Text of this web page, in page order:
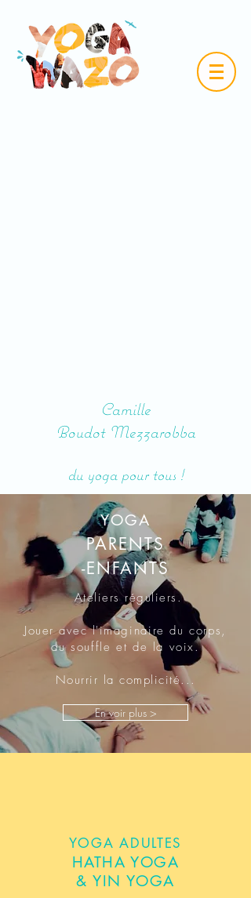
Camille
Boudot Mezzarobba
du yoga pour tous !
YOGA
PARENTS
-ENFANTS
Ateliers réguliers.
Jouer avec l'imaginaire du corps,
du souffle et de la voix.
Nourrir la complicité...
En voir plus >
YOGA ADULTES
HATHA YOGA
& YIN YOGA